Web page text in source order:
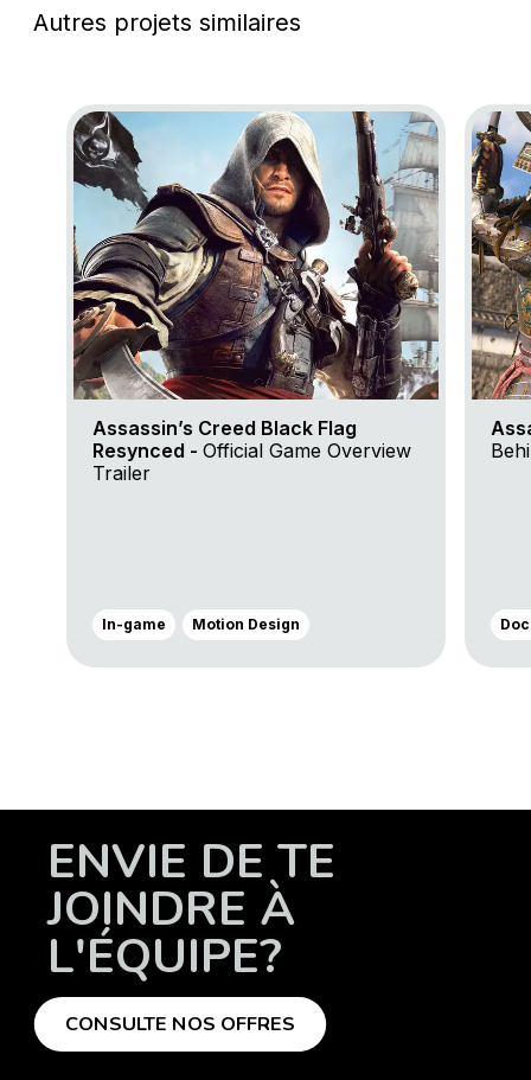
Autres projets similaires
Go to project Assassin’s Creed Black Flag
Assassin’s Creed Black Flag
Resynced - Official Game Overview
Trailer
In-game Motion Design
Go to
ENVIE DE TE
JOINDRE À
L'ÉQUIPE?
CONSULTE NOS OFFRES